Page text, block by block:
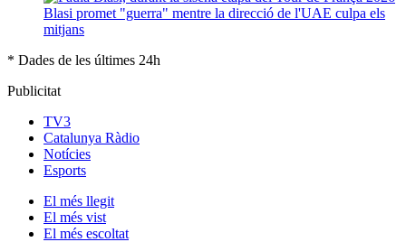
Blasi promet "guerra" mentre la direcció de l'UAE culpa els
mitjans
* Dades de les últimes 24h
Publicitat
TV3
Catalunya Ràdio
Notícies
Esports
El més llegit
El més vist
El més escoltat